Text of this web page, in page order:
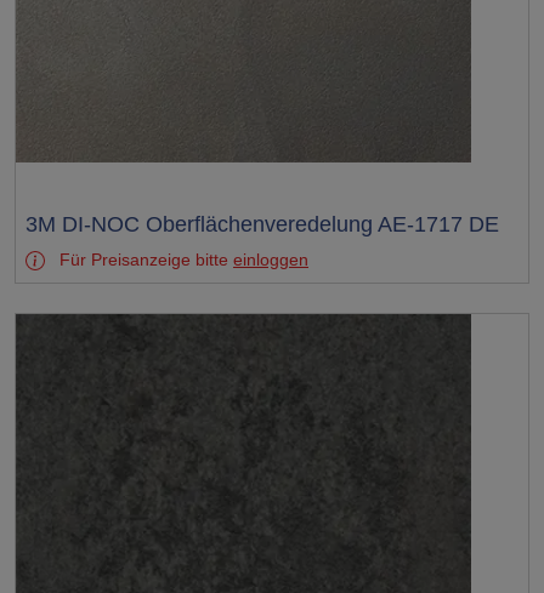
Test
3M DI-NOC Oberflächenveredelung AE-1717 DE
Für Preisanzeige bitte einloggen